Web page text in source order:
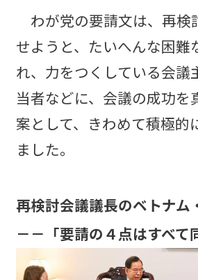
わが党の要請文は、再検
せようと、たいへんな困難
れ、力をつくしている会議
当者などに、会議の成功を
案として、きわめて積極的
ました。
再検討会議議長のベトナム
－－「要請の４点はすべて